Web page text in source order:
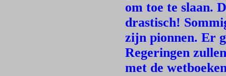
om toe te slaan.
drastisch!
zijn pionnen. Er
Regeringen
met de